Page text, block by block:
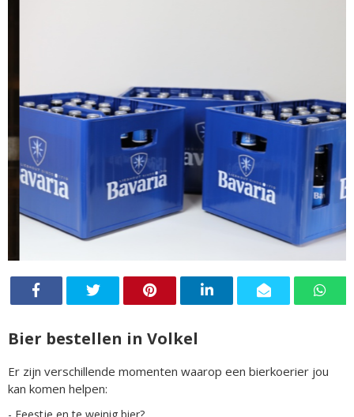
Bier bestellen in Volkel
Er zijn verschillende momenten waarop een bierkoerier jou
kan komen helpen:
- Feestje en te weinig bier?